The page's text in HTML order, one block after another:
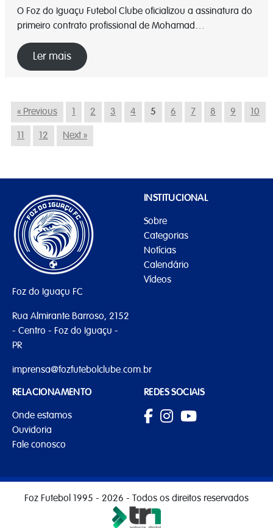
O Foz do Iguaçu Futebol Clube oficializou a assinatura do
primeiro contrato profissional de Mohamad…
Ler mais
« Previous 2 3 4 5 6 7 8 9 10
12 Next »
Foz do Iguaçu FC
Rua Almirante Barroso, 2152
- Centro - Foz do Iguaçu -
PR
imprensa@fozfutebolclube.com.br
INSTITUCIONAL
Sobre
Categorias
Notícias
Calendário
Vídeos
RELACIONAMENTO
Onde estamos
Ouvidoria
Fale conosco
REDES SOCIAIS
Foz Futebol 1995 - 2026 - Todos os direitos reservados